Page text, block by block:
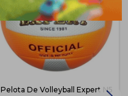
Pelota De Volleyball Expert N5